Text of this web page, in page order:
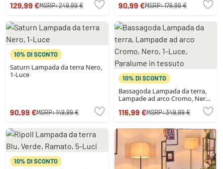
129,99 €MSRP:249,99 € 90,99 €MSRP:179,99 €
10% DI SCONTO
Saturn Lampada da terra Nero,
1-Luce
90,99 €MSRP:149,99 €
10% DI SCONTO
Bassagoda Lampada da terra,
Lampade ad arco Cromo, Nero,
116,99 €MSRP:349,99 €
10% DI SCONTO